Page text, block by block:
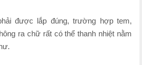
được lắp đúng, trường hợp tem,
ra chữ rất có thể thanh nhiệt nằm